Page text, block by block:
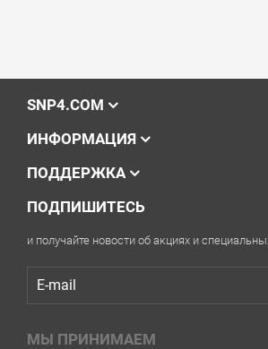
SNP4.COM
ИНФОРМАЦИЯ
ПОДДЕРЖКА
ПОДПИШИТЕСЬ
и получайте новости об акциях и
МЫ ПРИНИМАЕМ